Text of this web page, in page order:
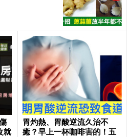
就
胃灼熱、胃酸逆流久治不
癒？早上一杯咖啡害的！五